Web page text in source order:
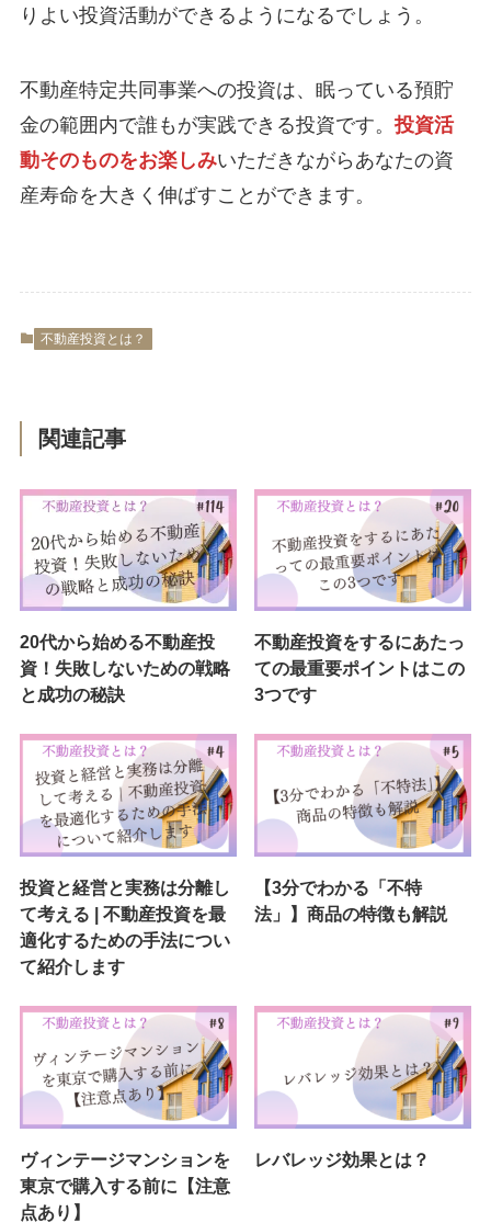
りよい投資活動ができるようになるでしょう。
不動産特定共同事業への投資は、眠っている預貯
金の範囲内で誰もが実践できる投資です。 投資活
動そのものをお楽しみいただきながらあなたの資
産寿命を大きく伸ばすことができます。
不動産投資とは？
関連記事
20代から始める不動産投
資！失敗しないための戦略
と成功の秘訣
不動産投資をするにあたっ
ての最重要ポイントはこの
3つです
投資と経営と実務は分離し
て考える | 不動産投資を最
適化するための手法につい
て紹介します
【3分でわかる「不特
法」】商品の特徴も解説
ヴィンテージマンションを
東京で購入する前に【注意
点あり】
レバレッジ効果とは？